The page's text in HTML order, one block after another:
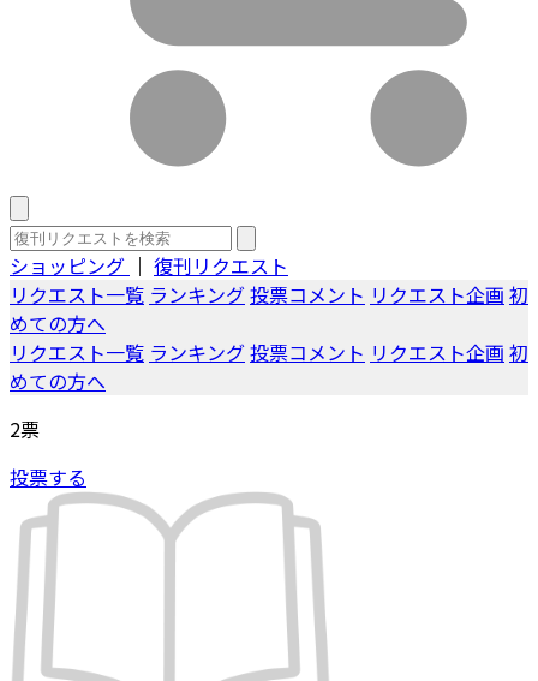
ショッピング ｜ 復刊リクエスト
リクエスト一覧 ランキング投票コメント リクエスト企画 初
めての方へ
リクエスト一覧 ランキング投票コメント リクエスト企画 初
めての方へ
2票
投票する